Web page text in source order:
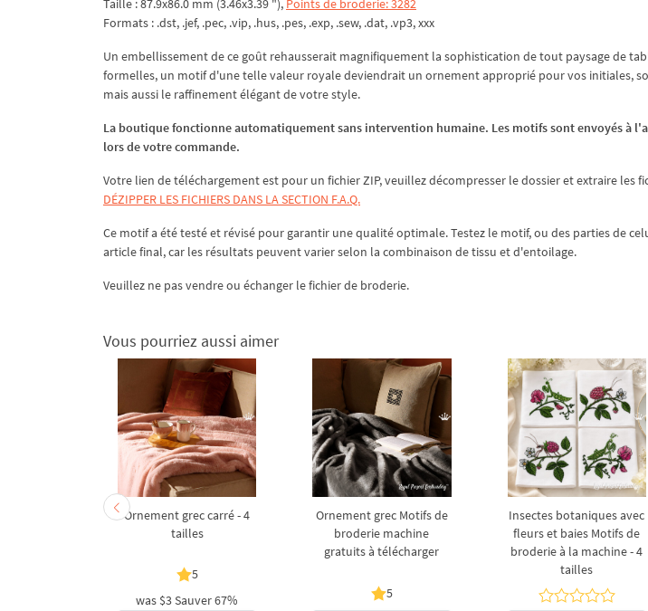
Taille : 87.9x86.0 mm (3.46x3.39 "), Points de broderie: 3282
Formats : .dst, .jef, .pec, .vip, .hus, .pes, .exp, .sew, .dat, .vp3, xxx
Un embellissement de ce goût rehausserait magnifiquement la sophistication de tout paysage de
formelles, un motif d'une telle valeur royale deviendrait un ornement approprié pour vos initiales,
mais aussi le raffinement élégant de votre style.
La boutique fonctionne automatiquement sans intervention humaine. Les motifs sont envoyés à
lors de votre commande.
Votre lien de téléchargement est pour un fichier ZIP, veuillezdécompresser le dossier et extraire les
DÉZIPPER LES FICHIERS DANS LA SECTION F.A.Q.
Ce motif a été testé et révisé pour garantir une qualité optimale. Testez le motif, ou des parties de
article final, car les résultats peuvent varier selon la combinaison de tissu et d'entoilage.
Veuillez ne pas vendre ou échanger le fichier de broderie.
Vous pourriez aussi aimer
Ornement grec carré - 4
tailles
5
was $3Sauver 67%
Ornement grec Motifs de
broderie machine
gratuits à télécharger
5
Insectes botaniques avec
fleurs et baies Motifs de
broderie à la machine - 4
tailles